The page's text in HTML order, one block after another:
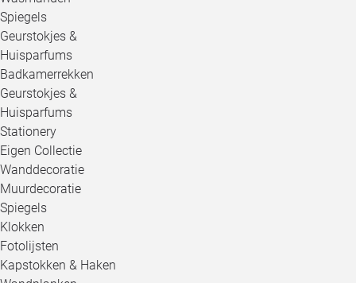
Spiegels
Geurstokjes &
Huisparfums
Badkamerrekken
Geurstokjes &
Huisparfums
Stationery
Eigen Collectie
Wanddecoratie
Muurdecoratie
Spiegels
Klokken
Fotolijsten
Kapstokken & Haken